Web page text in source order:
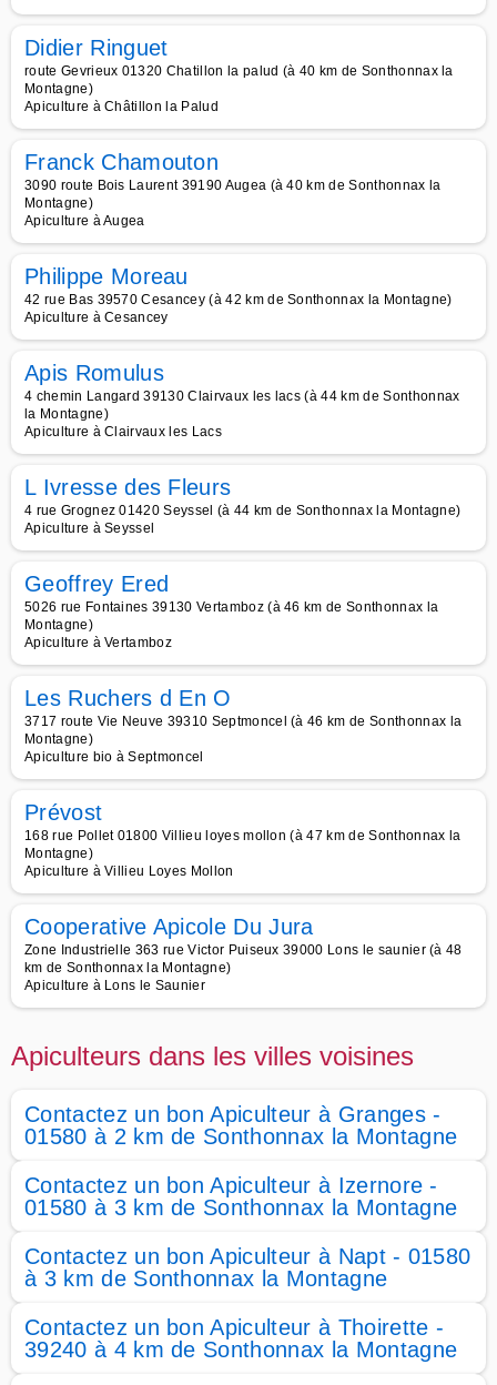
Didier Ringuet
route Gevrieux 01320 Chatillon la palud (à 40 km de Sonthonnax la
Montagne)
Apiculture à Châtillon la Palud
Franck Chamouton
3090 route Bois Laurent 39190 Augea (à 40 km de Sonthonnax la
Montagne)
Apiculture à Augea
Philippe Moreau
42 rue Bas 39570 Cesancey (à 42 km de Sonthonnax la Montagne)
Apiculture à Cesancey
Apis Romulus
4 chemin Langard 39130 Clairvaux les lacs (à 44 km de Sonthonnax
la Montagne)
Apiculture à Clairvaux les Lacs
L Ivresse des Fleurs
4 rue Grognez 01420 Seyssel (à 44 km de Sonthonnax la Montagne)
Apiculture à Seyssel
Geoffrey Ered
5026 rue Fontaines 39130 Vertamboz (à 46 km de Sonthonnax la
Montagne)
Apiculture à Vertamboz
Les Ruchers d En O
3717 route Vie Neuve 39310 Septmoncel (à 46 km de Sonthonnax la
Montagne)
Apiculture bio à Septmoncel
Prévost
168 rue Pollet 01800 Villieu loyes mollon (à 47 km de Sonthonnax la
Montagne)
Apiculture à Villieu Loyes Mollon
Cooperative Apicole Du Jura
Zone Industrielle 363 rue Victor Puiseux 39000 Lons le saunier (à 48
km de Sonthonnax la Montagne)
Apiculture à Lons le Saunier
Apiculteurs dans les villes voisines
Contactez un bon Apiculteur à Granges -
01580 à 2 km de Sonthonnax la Montagne
Contactez un bon Apiculteur à Izernore -
01580 à 3 km de Sonthonnax la Montagne
Contactez un bon Apiculteur à Napt - 01580
à 3 km de Sonthonnax la Montagne
Contactez un bon Apiculteur à Thoirette -
39240 à 4 km de Sonthonnax la Montagne